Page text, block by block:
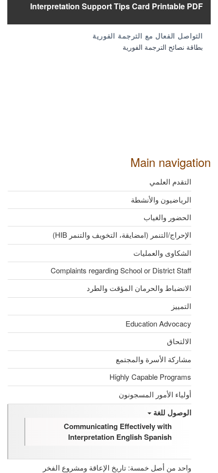
Main navigation
التقدم العلمي
الرياضيون والأنشطة
الحضور والغياب
الإحراج/التنمر (امضايقة، التخويف والتنمر HIB)
الشكاوى والعمليات
Complaints regarding School or District Staff
الانضباط والحرمان المؤقت والطرد
التمييز
Education Advocacy
الالتحاق
مشاركة الأسرة والمجتمع
Highly Capable Programs
أولياء الأمور المسجونون
الوصول للغة
Communicating Effectively with
Interpretation English Spanish
واحد من أصل خمسة: تاريخ الإعاقة ومشروع الفخر
Interpretation Support Tips Card Printable PDF
بطاقة نصائح الترجمة الفورية